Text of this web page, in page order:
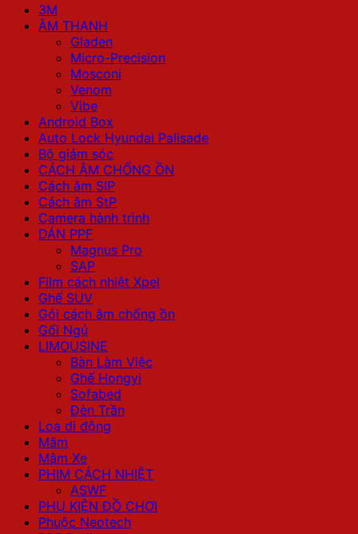
3M
ÂM THANH
Gladen
Micro-Precision
Mosconi
Venom
Vibe
Android Box
Auto Lock Hyundai Palisade
Bộ giảm sóc
CÁCH ÂM CHỐNG ỒN
Cách âm SIP
Cách âm StP
Camera hành trình
DÁN PPF
Magnus Pro
SAP
Film cách nhiệt Xpel
Ghế SUV
Gói cách âm chống ồn
Gối Ngủ
LIMOUSINE
Bàn Làm Việc
Ghế Hongyi
Sofabed
Đèn Trần
Loa di động
Mâm
Mâm Xe
PHIM CÁCH NHIỆT
ASWF
PHỤ KIỆN ĐỒ CHƠI
Phuộc Neotech